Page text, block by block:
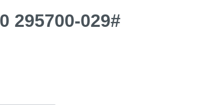
295700-029#